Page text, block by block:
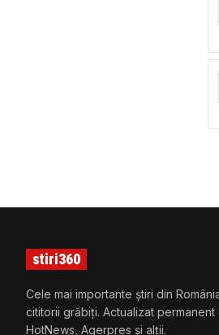
stiri360
Cele mai importante știri din
cititorii grăbiți. Actualizat
HotNews, Agerpres și alții.